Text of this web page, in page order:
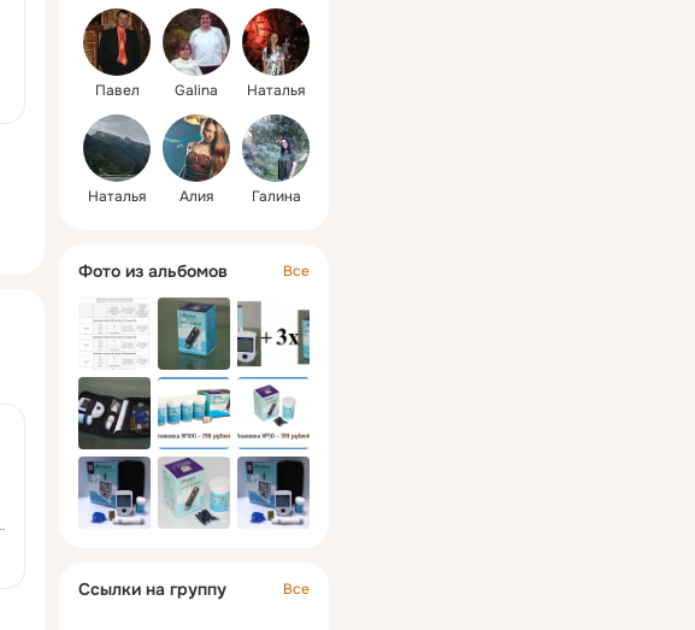
Павел Galina Наталья
Наталья Алия Галина
Фото из альбомов Все
Ссылки на группу Все